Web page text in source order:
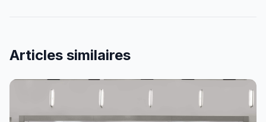
Articles similaires